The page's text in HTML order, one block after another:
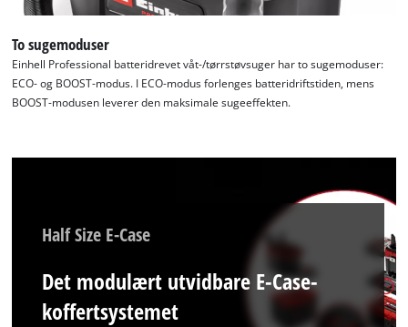
This content is not permitted to load due
visitor. The website owner needs to setup
the site with their CMP to add this content
to the list of technologies used.
To sugemoduser
Einhell Professional batteridrevet våt-/tørrstøvsuger har to sugemoduser:
ECO- og BOOST-modus. I ECO-modus forlenges batteridriftstiden, mens
BOOST-modusen leverer den maksimale sugeeffekten.
Half Size E-Case
Det modulært utvidbare E-Case-
koffertsystemet